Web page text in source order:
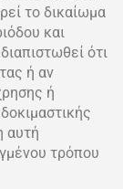
το δικαίωμα
και
ότι
ή αν
ή
αυτή
τρόπου